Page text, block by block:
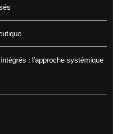
: l’approche systémique